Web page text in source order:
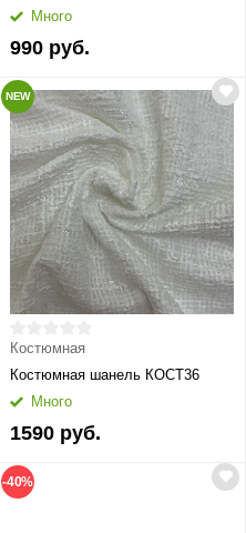
Много
990 руб.
NEW
Костюмная
Костюмная шанель КОСТ36
Много
1590 руб.
-40%